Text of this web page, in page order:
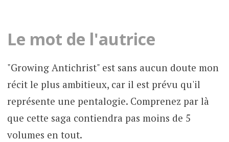
Le mot de l'autrice
"Growing Antichrist" est sans aucun doute mon
récit le plus ambitieux, car il est prévu qu'il
représente une pentalogie. Comprenez par là
que cette saga contiendra pas moins de 5
volumes en tout.